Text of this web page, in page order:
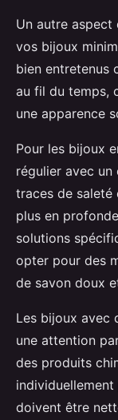
Un autre aspect
vos bijoux
bien entretenus
au fil du temps,
une apparence
Pour les bijoux
régulier avec
traces de saleté
plus en
solutions
opter pour des
de savon doux
Les bijoux avec
une attention
des produits
doivent être